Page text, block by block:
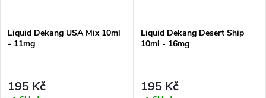
Liquid Dekang USA Mix 10ml
- 11mg
195 Kč
Liquid Dekang Desert Ship
10ml - 16mg
195 Kč